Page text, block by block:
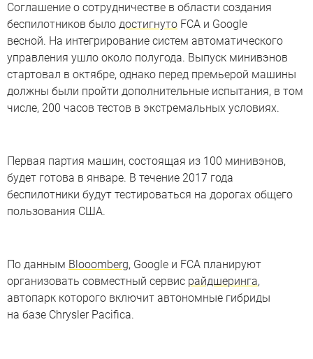
Соглашение о сотрудничестве в области создания
беспилотников было достигнуто FCA и Google
весной. На интегрирование систем автоматического
управления ушло около полугода. Выпуск минивэнов
стартовал в октябре, однако перед премьерой машины
должны были пройти дополнительные испытания, в том
числе, 200 часов тестов в экстремальных условиях.
Первая партия машин, состоящая из 100 минивэнов,
будет готова в январе. В течение 2017 года
беспилотники будут тестироваться на дорогах общего
пользования США.
По данным Blooomberg, Google и FCA планируют
организовать совместный сервис райдшеринга,
автопарк которого включит автономные гибриды
на базе Chrysler Pacifica.